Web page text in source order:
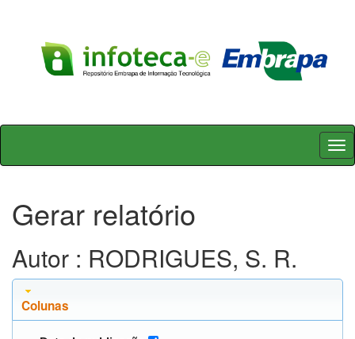
Skip
Gerar relatório
Autor : RODRIGUES, S. R.
Colunas